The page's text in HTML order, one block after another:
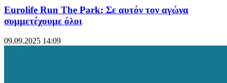
Eurolife Run The Park: Σε αυτόν τον αγώνα
συμμετέχουμε όλοι
09.09.2025 14:09